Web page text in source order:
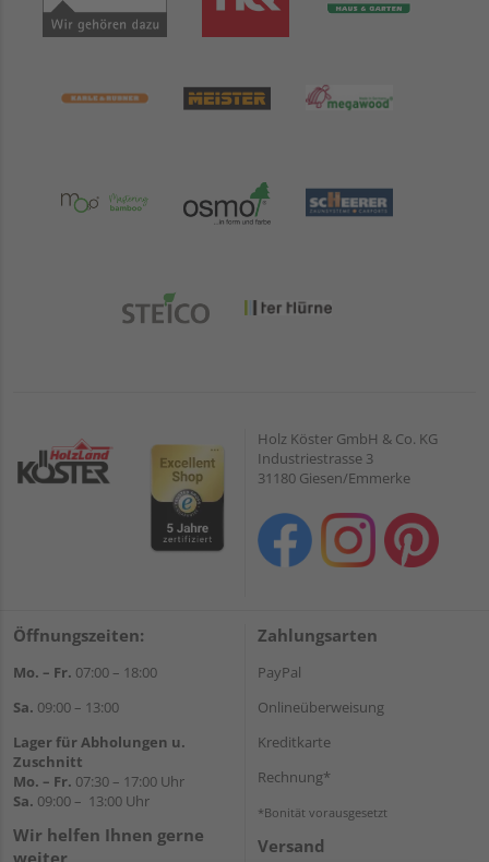
Holz Köster GmbH & Co. KG
Industriestrasse 3
31180 Giesen/Emmerke
Öffnungszeiten:
Mo. – Fr. 07:00 – 18:00
Sa. 09:00 – 13:00
Lager für Abholungen u.
Zuschnitt
Mo. – Fr. 07:30 – 17:00 Uhr
Sa. 09:00 – 13:00 Uhr
Wir helfen Ihnen gerne
weiter
Zahlungsarten
PayPal
Onlineüberweisung
Kreditkarte
Rechnung*
*Bonität vorausgesetzt
Versand